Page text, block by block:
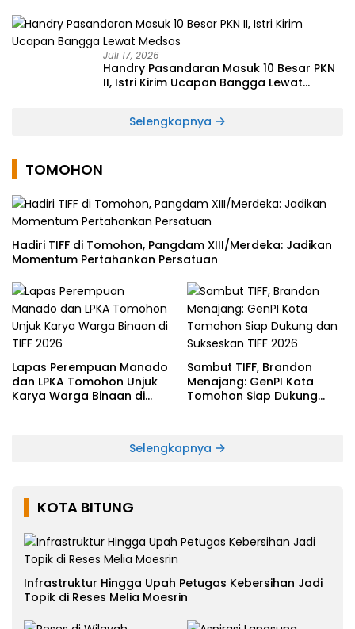
Juli 17, 2026
Handry Pasandaran Masuk 10 Besar PKN
II, Istri Kirim Ucapan Bangga Lewat
Selengkapnya
TOMOHON
Hadiri TIFF di Tomohon, Pangdam XIII/Merdeka: Jadikan
Momentum Pertahankan Persatuan
Lapas Perempuan Manado
dan LPKA Tomohon Unjuk
Karya Warga Binaan di
Sambut TIFF, Brandon
Menajang: ​GenPI Kota
Tomohon Siap Dukung
Selengkapnya
KOTA BITUNG
Infrastruktur Hingga Upah Petugas Kebersihan Jadi
Topik di Reses Melia Moesrin